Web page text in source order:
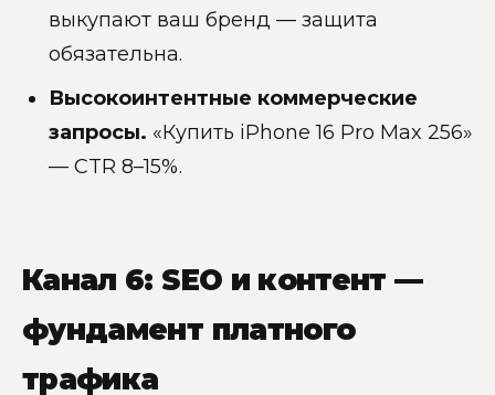
выкупают ваш бренд — защита
обязательна.
Высокоинтентные коммерческие
запросы. «Купить iPhone 16 Pro Max 256»
— CTR 8–15%.
Канал 6: SEO и контент —
фундамент платного
трафика